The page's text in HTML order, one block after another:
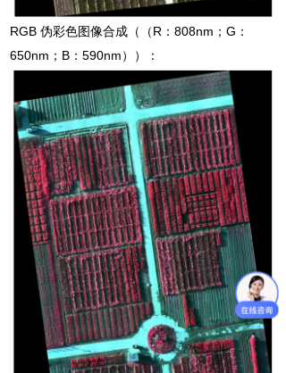
RGB 伪彩色图像合成（（R：808nm；G：
650nm；B：590nm））：